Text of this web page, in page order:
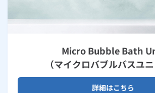
Micro Bubble Bath
（マイクロバブルバスユニ
詳細はこちら